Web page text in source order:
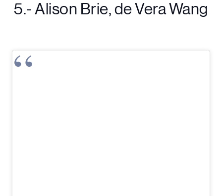
5.- Alison Brie, de Vera Wang